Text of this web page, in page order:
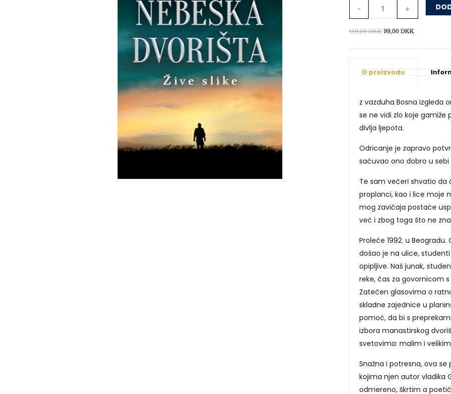
-
Žive
slike
količina
+
119,00DKK Izvorna
119,00 DKK.
99,00DKKTrenutna
O proizvodu
z vazduha Bosna izgleda
se ne vidi zlo koje
divlja ljepota.
Odricanje je zapravo
sačuvao ono dobro u
Te sam večeri shvatio da
proplanci, kao i lice moje
mog zavičaja postaće
već i zbog toga što ne
Proleće 1992. u
došao je na ulice,
opipljive. Naš junak,
reke, čas za govornicom
Zatečen glasovima o
skladne zajednice u
pomoć, da bi s
izbora manastirskog
svetovima: malim i
Snažna i potresna, ova
kojima njen autor vladika
odmereno, škrtim a